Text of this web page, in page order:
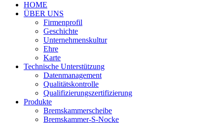
HOME
ÜBER UNS
Firmenprofil
Geschichte
Unternehmenskultur
Ehre
Karte
Technische Unterstützung
Datenmanagement
Qualitätskontrolle
Qualifizierungszertifizierung
Produkte
Bremskammerscheibe
Bremskammer-S-Nocke